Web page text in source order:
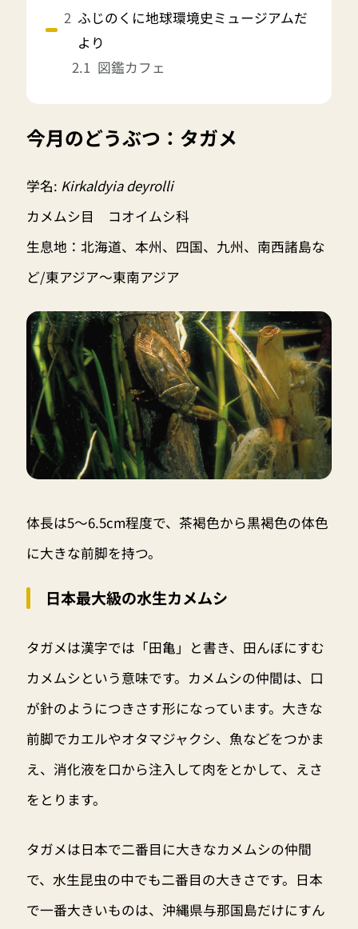
ふじのくに地球環境史ミュージアムだ
より
図鑑カフェ
今月のどうぶつ：タガメ
学名: Kirkaldyia deyrolli
カメムシ目 コオイムシ科
生息地：北海道、本州、四国、九州、南西諸島な
ど/東アジア～東南アジア
体長は5～6.5cm程度で、茶褐色から黒褐色の体色
に大きな前脚を持つ。
日本最大級の水生カメムシ
タガメは漢字では「田亀」と書き、田んぼにすむ
カメムシという意味です。カメムシの仲間は、口
が針のようにつきさす形になっています。大きな
前脚でカエルやオタマジャクシ、魚などをつかま
え、消化液を口から注入して肉をとかして、えさ
をとります。
タガメは日本で二番目に大きなカメムシの仲間
で、水生昆虫の中でも二番目の大きさです。日本
で一番大きいものは、沖縄県与那国島だけにすん